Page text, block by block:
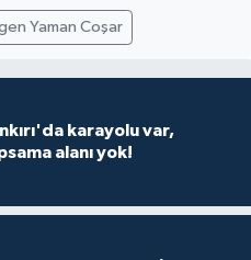
Yaman Coşar
karayolu var,
alanı yok!